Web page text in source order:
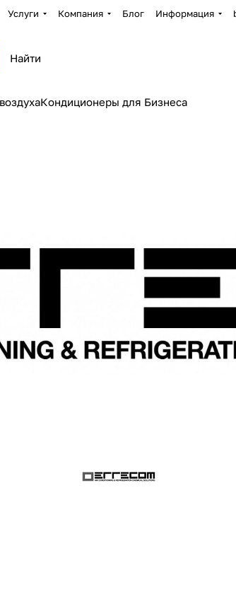
Услуги Компания Блог Информация
Кондиционеры для Бизнеса